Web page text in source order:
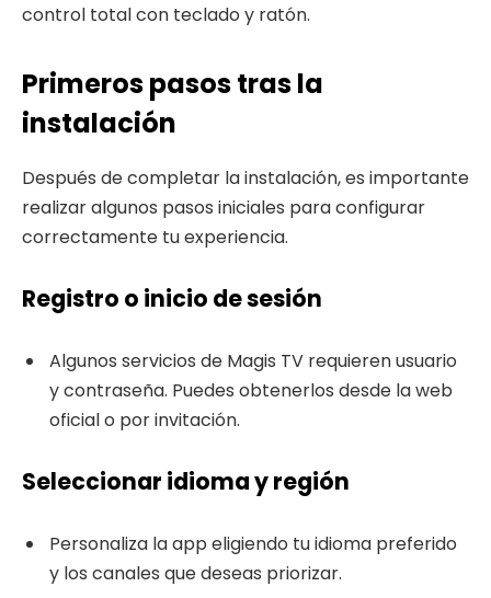
control total con teclado y ratón.
Primeros pasos tras la
instalación
Después de completar la instalación, es importante
realizar algunos pasos iniciales para configurar
correctamente tu experiencia.
Registro o inicio de sesión
Algunos servicios de Magis TV requieren usuario
y contraseña. Puedes obtenerlos desde la web
oficial o por invitación.
Seleccionar idioma y región
Personaliza la app eligiendo tu idioma preferido
y los canales que deseas priorizar.